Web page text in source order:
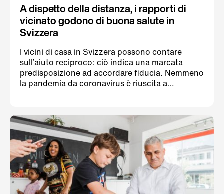
A dispetto della distanza, i rapporti di
vicinato godono di buona salute in
Svizzera
I vicini di casa in Svizzera possono contare
sull’aiuto reciproco: ciò indica una marcata
predisposizione ad accordare fiducia. Nemmeno
la pandemia da coronavirus è riuscita a
ecco il grande studio sul vicinato in Svizzera »
dell’Istituto Gottlieb Duttweiler (GDI) pubblicato
in data odierna e commissionato dal Percento
culturale Migros.